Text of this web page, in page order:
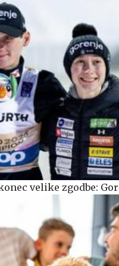
velike zgodbe: